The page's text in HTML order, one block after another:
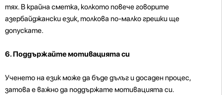
тях. В крайна сметка, колкото повече говорите
азербайджански език, толкова по-малко грешки ще
допускате.
6. Поддържайте мотивацията си
Ученето на език може да бъде дълъг и досаден процес,
затова е важно да поддържате мотивацията си.